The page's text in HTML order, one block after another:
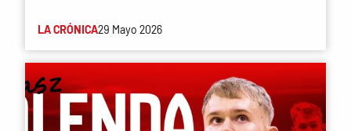
LA CRÓNICA29 Mayo 2026